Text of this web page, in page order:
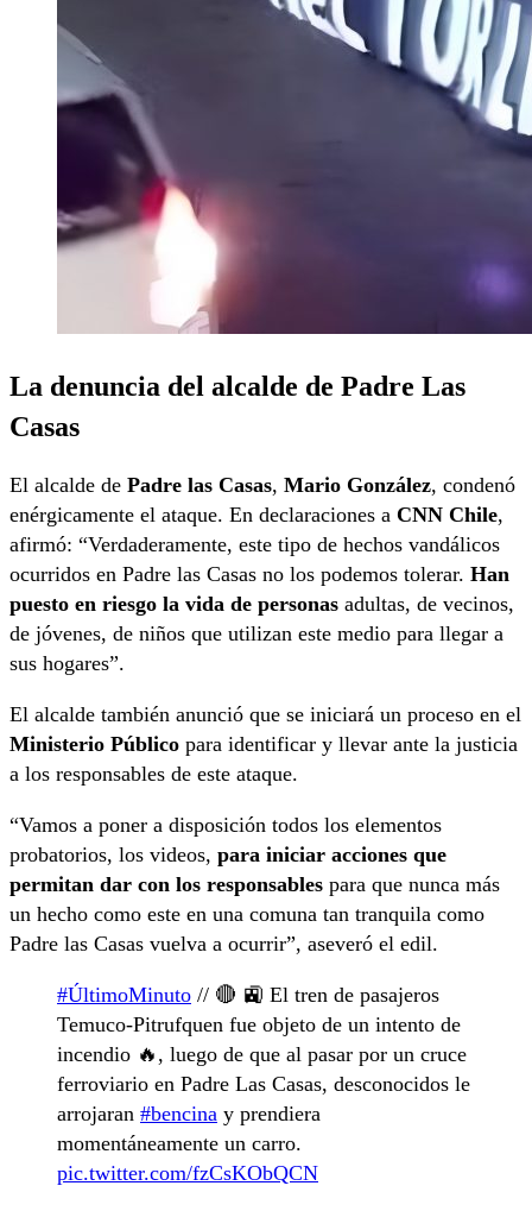
La denuncia del alcalde de Padre Las
Casas
El alcalde de Padre las Casas, Mario González, condenó
enérgicamente el ataque. En declaraciones a CNN Chile,
afirmó: “Verdaderamente, este tipo de hechos vandálicos
ocurridos en Padre las Casas no los podemos tolerar. Han
puesto en riesgo la vida de personas adultas, de vecinos,
de jóvenes, de niños que utilizan este medio para llegar a
sus hogares”.
El alcalde también anunció que se iniciará un proceso en el
Ministerio Público para identificar y llevar ante la justicia
a los responsables de este ataque.
“Vamos a poner a disposición todos los elementos
probatorios, los videos, para iniciar acciones que
permitan dar con los responsables para que nunca más
un hecho como este en una comuna tan tranquila como
Padre las Casas vuelva a ocurrir”, aseveró el edil.
#ÚltimoMinuto // 🔴 🚉 El tren de pasajeros
Temuco-Pitrufquen fue objeto de un intento de
incendio 🔥, luego de que al pasar por un cruce
ferroviario en Padre Las Casas, desconocidos le
arrojaran #bencina y prendiera
momentáneamente un carro.
pic.twitter.com/fzCsKObQCN